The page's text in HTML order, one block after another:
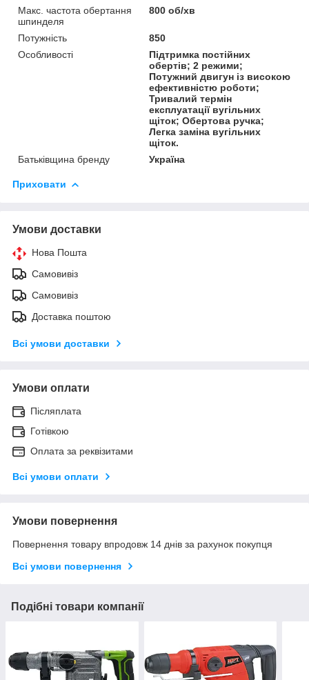
Макс. частота обертання
шпинделя
800 об/хв
Потужність
850
Особливості
Підтримка постійних
обертів; 2 режими;
Потужний двигун із високою
ефективністю роботи;
Тривалий термін
експлуатації вугільних
щіток; Обертова ручка;
Легка заміна вугільних
щіток.
Батьківщина бренду
Україна
Приховати
Умови доставки
Нова Пошта
Самовивіз
Самовивіз
Доставка поштою
Всі умови доставки
Умови оплати
Післяплата
Готівкою
Оплата за реквізитами
Всі умови оплати
Умови повернення
Повернення товару впродовж 14 днів за рахунок покупця
Всі умови повернення
Подібні товари компанії